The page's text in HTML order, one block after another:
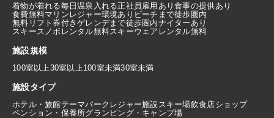
着物が着れる毎日温泉入れる正社員雇用あり食事の提供あり
食費無料マリンレジャー環境あり ビーチまで徒歩圏内
無料リフト券付きゲレンデまで徒歩圏内ナイターあり
スキースノボレンタル無料スキーウェアレンタル無料
施設規模
100室以上30室以上100室未満30室未満
施設タイプ
ホテル・旅館テーマパーク レジャー施設 スキー場飲食店ショップ
ペンション・保養所グランピング・キャンプ場